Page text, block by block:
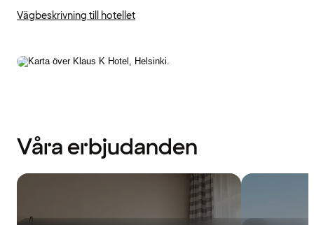
Vägbeskrivning till hotellet
Våra erbjudanden